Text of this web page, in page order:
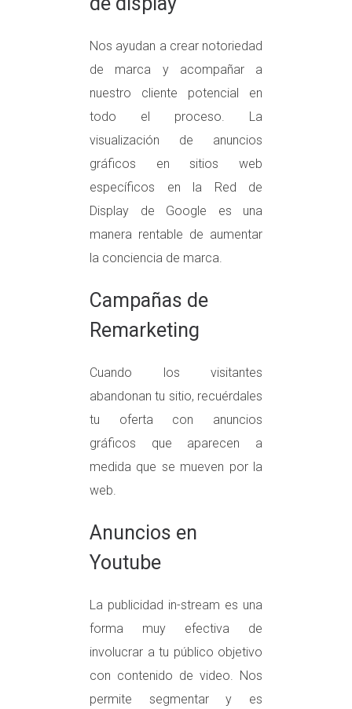
Nos ayudan a crear notoriedad
de marca y acompañar a
nuestro cliente potencial en
todo el proceso. La
visualización de anuncios
gráficos en sitios web
específicos en la Red de
Display de Google es una
manera rentable de aumentar
la conciencia de marca.
Campañas de
Remarketing
Cuando los visitantes
abandonan tu sitio, recuérdales
tu oferta con anuncios
gráficos que aparecen a
medida que se mueven por la
web.
Anuncios en
Youtube
La publicidad in-stream es una
forma muy efectiva de
involucrar a tu público objetivo
con contenido de video. Nos
permite segmentar y es